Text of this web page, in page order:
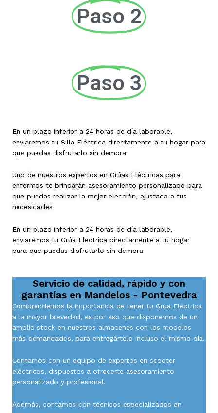
Paso 2
Paso 3
En un plazo inferior a 24 horas de día laborable,
enviaremos tu Silla Eléctrica directamente a tu hogar para
que puedas disfrutarlo sin demora
Uno de nuestros expertos en Grúas Eléctricas para
enfermos te brindarán asesoramiento personalizado para
que puedas realizar la mejor elección, ajustada a tus
necesidades
En un plazo inferior a 24 horas de día laborable,
enviaremos tu Grúa Eléctrica directamente a tu hogar
para que puedas disfrutarlo sin demora
Servicio de calidad, rápido y con
garantías en Mandelos - Pontevedra
Comprendemos la importancia de tener tu Grúa Eléctrica
a la mayor brevedad, es por eso que disponemos de un
amplio stock en nuestros almacenes con los modelos
más demandados, para entregártelo incluso el mismo día.
Contamos con un equipo de expertos en scooter
eléctricos, dispuestos a ofrecerte asesoramiento
personalizado y profesional.
Además, contamos con técnicos especializados en